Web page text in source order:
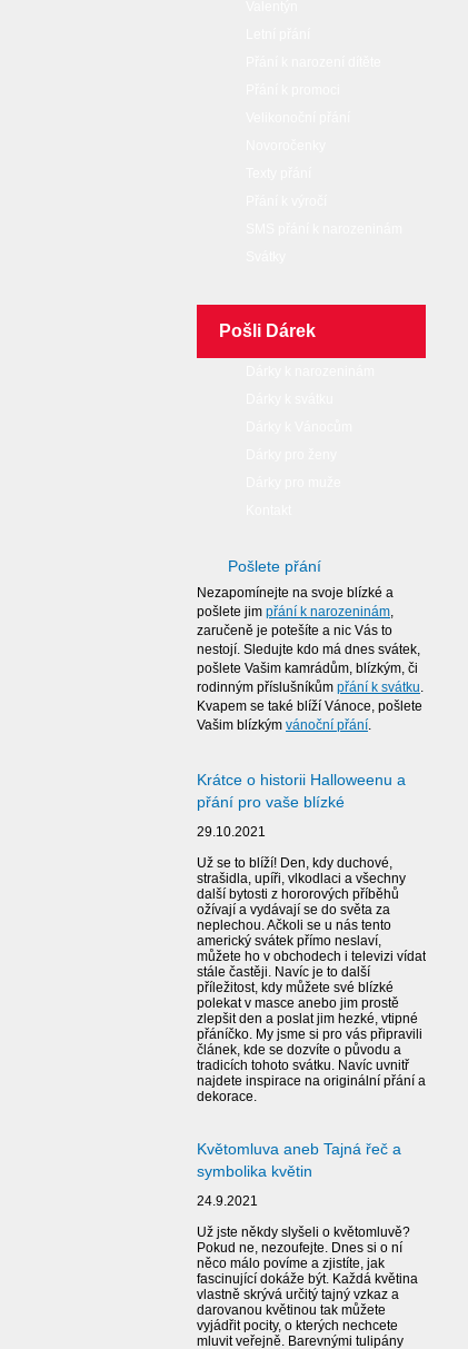
Pošli Dárek
Pošlete přání
Nezapomínejte na svoje blízké a
pošlete jim přání k narozeninám,
zaručeně je potešíte a nic Vás to
nestojí. Sledujte kdo má dnes svátek,
pošlete Vašim kamrádům, blízkým, či
rodinným příslušníkům přání k svátku.
Kvapem se také blíží Vánoce, pošlete
Vašim blízkým vánoční přání.
Krátce o historii Halloweenu a
přání pro vaše blízké
29.10.2021
Už se to blíží! Den, kdy duchové,
strašidla, upíři, vlkodlaci a všechny
další bytosti z hororových příběhů
ožívají a vydávají se do světa za
neplechou. Ačkoli se u nás tento
americký svátek přímo neslaví,
můžete ho v obchodech i televizi vídat
stále častěji. Navíc je to další
příležitost, kdy můžete své blízké
polekat v masce anebo jim prostě
zlepšit den a poslat jim hezké, vtipné
přáníčko. My jsme si pro vás připravili
článek, kde se dozvíte o původu a
tradicích tohoto svátku. Navíc uvnitř
najdete inspirace na originální přání a
dekorace.
Květomluva aneb Tajná řeč a
symbolika květin
24.9.2021
Už jste někdy slyšeli o květomluvě?
Pokud ne, nezoufejte. Dnes si o ní
něco málo povíme a zjistíte, jak
fascinující dokáže být. Každá květina
vlastně skrývá určitý tajný vzkaz a
darovanou květinou tak můžete
vyjádřit pocity, o kterých nechcete
mluvit veřejně. Barevnými tulipány